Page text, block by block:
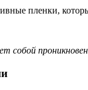
пленки,
собой